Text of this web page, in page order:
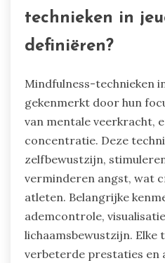
technieken in
definiëren?
Mindfulness-technieken
gekenmerkt door hun
van mentale veerkracht,
concentratie. Deze
zelfbewustzijn,
verminderen angst, wat
atleten. Belangrijke
ademcontrole,
lichaamsbewustzijn.
verbeterde prestaties en